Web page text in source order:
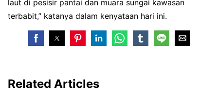
laut di pesisir pantai dan muara sungai kawasan
terbabit,” katanya dalam kenyataan hari ini.
Related Articles